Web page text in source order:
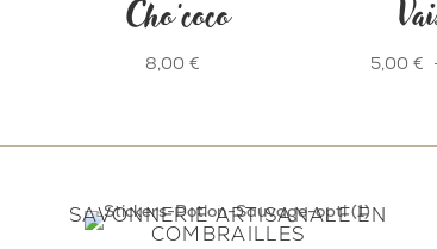
Cho’coco
8,00€ 5,00 €
SAVONNERIE ARTISANALE EN
COMBRAILLES